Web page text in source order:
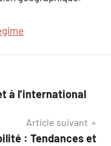
à l’international
Article suivant
: Tendances et